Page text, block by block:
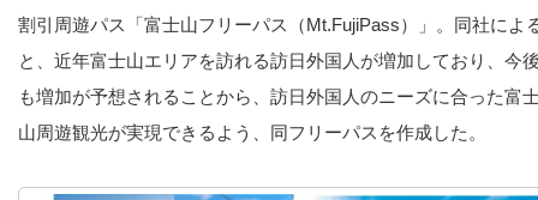
割引周遊パス「富士山フリーパス（Mt.FujiPass）」。同社によ
と、近年富士山エリアを訪れる訪日外国人が増加しており、今
も増加が予想されることから、訪日外国人のニーズに合った富
山周遊観光が実現できるよう、同フリーパスを作成した。